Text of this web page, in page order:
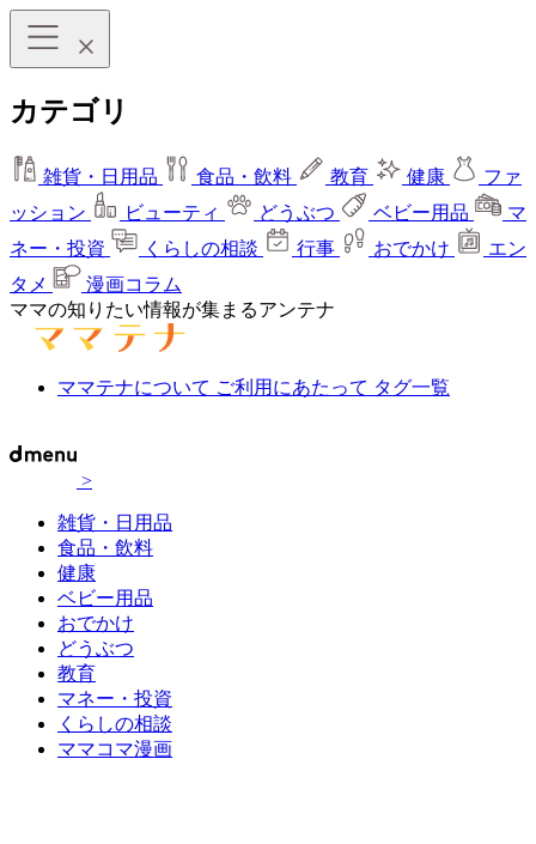
カテゴリ
雑貨・日用品 食品・飲料 教育 健康
ファ
ッション
ビューティ どうぶつ ベビー用品
マ
ネー・投資
くらしの相談 行事 おでかけ
エン
タメ
漫画コラム
ママの知りたい情報が集まるアンテナ
ママテナについて ご利用にあたって タグ一覧
>
雑貨・日用品
食品・飲料
健康
ベビー用品
おでかけ
どうぶつ
教育
マネー・投資
くらしの相談
ママコマ漫画